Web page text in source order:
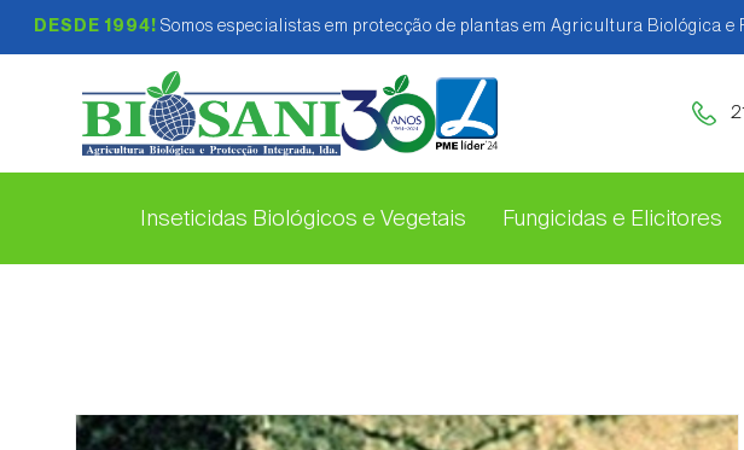
DESDE 1994! Somos especialistas em protecção de plantas em Agricultura Biológica e
Inseticidas Biológicos e Vegetais Fungicidas e Elicitores